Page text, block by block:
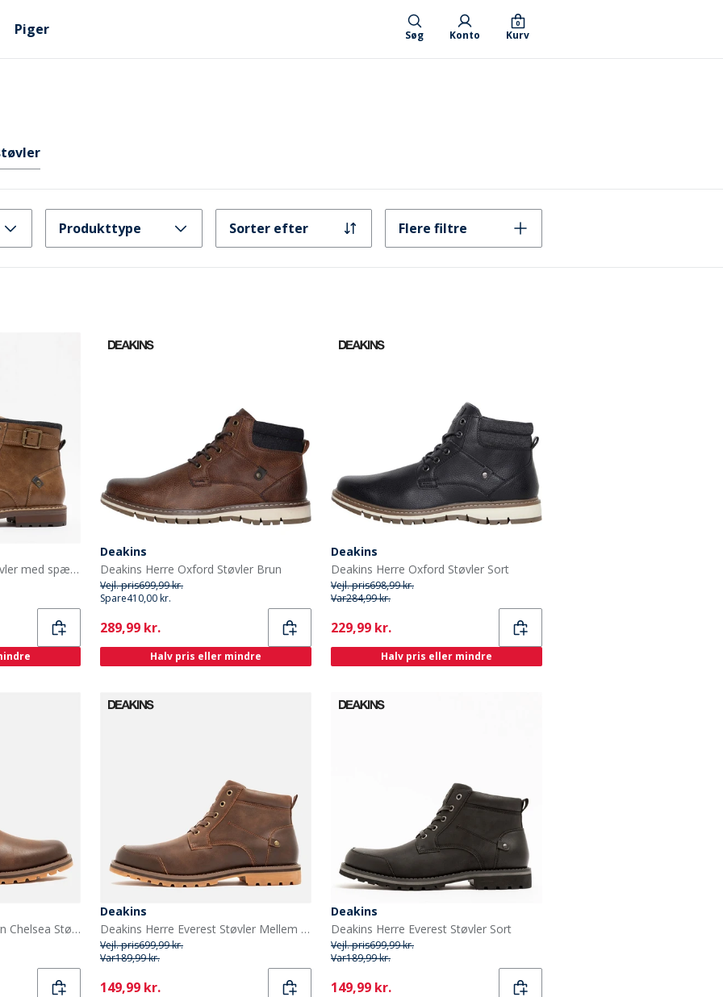
Piger Søg Konto Kurv
0
Produkttype Sorter efter Flere filtre
Deakins Herrearbejdsstøvler med spænde Tan
Deakins
Deakins Herre Oxford Støvler Brun
Vejl. pris699,99 kr.
Spare410,00 kr.
Current
289,99 kr.
Halv pris eller mindre
Deakins
Deakins Herre Oxford Støvler Sort
Vejl. pris698,99 kr.
Var284,99 kr.
Current
229,99 kr.
Halv pris eller mindre
Deakins Herre Matterhorn Chelsea Støvler Midt Brun
Deakins
Deakins Herre Everest Støvler Mellem Brun
Vejl. pris699,99 kr.
Var189,99 kr.
Current
149,99 kr.
Deakins
Deakins Herre Everest Støvler Sort
Vejl. pris699,99 kr.
Var189,99 kr.
Current
149,99 kr.